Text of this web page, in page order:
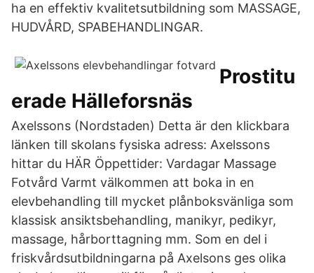
ha en effektiv kvalitetsutbildning som MASSAGE,
HUDVÅRD, SPABEHANDLINGAR.
Prostitu
erade Hälleforsnäs
Axelssons (Nordstaden) Detta är den klickbara
länken till skolans fysiska adress: Axelssons
hittar du HÄR Öppettider: Vardagar Massage
Fotvård Varmt välkommen att boka in en
elevbehandling till mycket plånboksvänliga som
klassisk ansiktsbehandling, manikyr, pedikyr,
massage, hårborttagning mm. Som en del i
friskvårdsutbildningarna på Axelsons ges olika